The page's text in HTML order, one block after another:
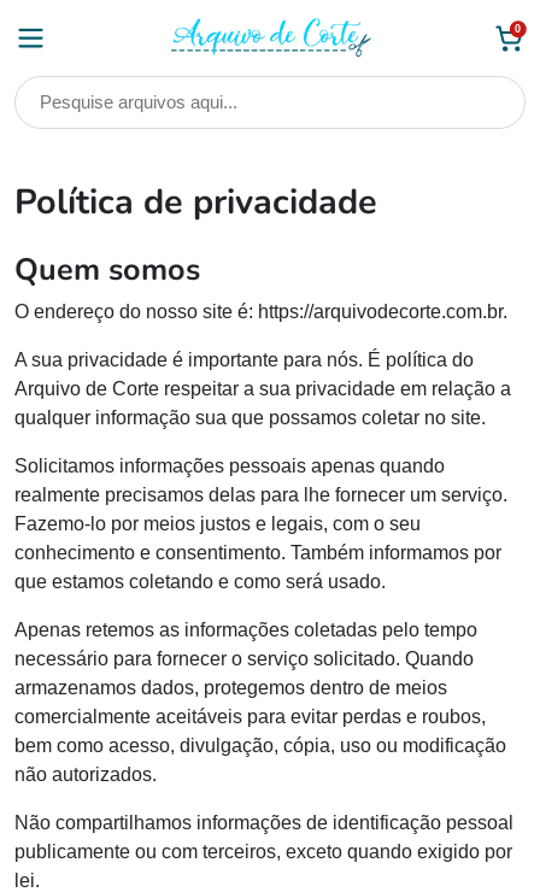
0
Política de privacidade
Quem somos
O endereço do nosso site é: https://arquivodecorte.com.br.
A sua privacidade é importante para nós. É política do
Arquivo de Corte respeitar a sua privacidade em relação a
qualquer informação sua que possamos coletar no site.
Solicitamos informações pessoais apenas quando
realmente precisamos delas para lhe fornecer um serviço.
Fazemo-lo por meios justos e legais, com o seu
conhecimento e consentimento. Também informamos por
que estamos coletando e como será usado.
Apenas retemos as informações coletadas pelo tempo
necessário para fornecer o serviço solicitado. Quando
armazenamos dados, protegemos dentro de meios
comercialmente aceitáveis ​​para evitar perdas e roubos,
bem como acesso, divulgação, cópia, uso ou modificação
não autorizados.
Não compartilhamos informações de identificação pessoal
publicamente ou com terceiros, exceto quando exigido por
lei.